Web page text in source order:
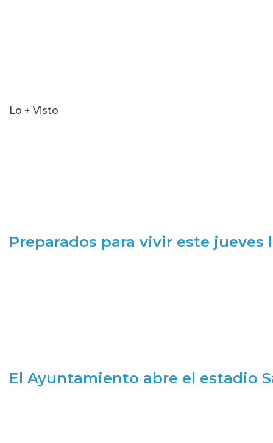
Lo + Visto
Preparados para vivir este jueves
El Ayuntamiento abre el estadio